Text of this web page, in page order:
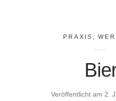
PRAXIS ,
Veröffentlicht am 2.